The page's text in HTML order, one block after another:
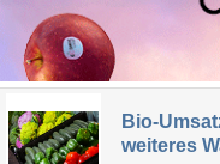
Bio-
weiteres